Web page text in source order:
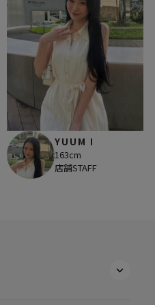
YUUM I
163cm
店舗STAFF